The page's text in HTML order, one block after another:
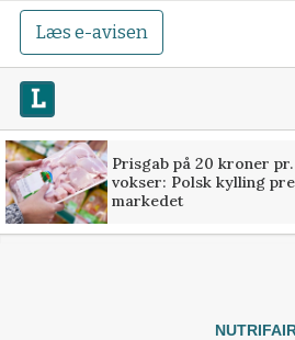
Læs e-avisen
Prisgab på 20 kroner
vokser: Polsk kylling
markedet